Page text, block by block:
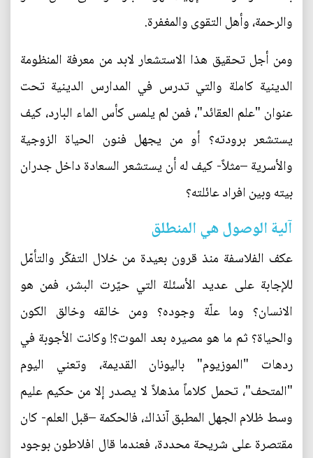
والرحمة، وأهل التقوى والمغفرة.
ومن أجل تحقيق هذا الاستشعار لابد من معرفة المنظومة
الدينية كاملة والتي تدرس في المدارس الدينية تحت
عنوان "علم العقائد"، فمن لم يلمس كأس الماء البارد، كيف
يستشعر برودته؟ أو من يجهل فنون الحياة الزوجية
والأسرية –مثلاً- كيف له أن يستشعر السعادة داخل جدران
بيته وبين افراد عائلته؟
آلية الوصول هي المنطلق
عكف الفلاسفة منذ قرون بعيدة من خلال التفكّر والتأمّل
للإجابة على عديد الأسئلة التي حيّرت البشر، فمن هو
الانسان؟ وما علّة وجوده؟ ومن خالقه وخالق الكون
والحياة؟ ثم ما هو مصيره بعد الموت؟! وكانت الأجوبة في
ردهات "الموزيوم" باليونان القديمة، وتعني اليوم
"المتحف"، تحمل كلاماً مذهلاً لا يصدر إلا من حكيم عليم
وسط ظلام الجهل المطبق آنذاك، فالحكمة –قبل العلم- كان
مقتصرة على شريحة محددة، فعندما قال افلاطون بوجود